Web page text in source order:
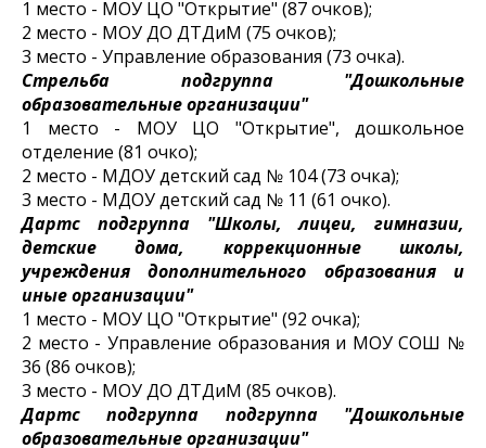
1 место - МОУ ЦО "Открытие" (87 очков);
2 место - МОУ ДО ДТДиМ (75 очков);
3 место - Управление образования (73 очка).
Стрельба подгруппа "Дошкольные
образовательные организации"
1 место - МОУ ЦО "Открытие", дошкольное
отделение (81 очко);
2 место - МДОУ детский сад № 104 (73 очка);
3 место - МДОУ детский сад № 11 (61 очко).
Дартс подгруппа "Школы, лицеи, гимназии,
детские дома, коррекционные школы,
учреждения дополнительного образования и
иные организации"
1 место - МОУ ЦО "Открытие" (92 очка);
2 место - Управление образования и МОУ СОШ №
36 (86 очков);
3 место - МОУ ДО ДТДиМ (85 очков).
Дартс подгруппа подгруппа "Дошкольные
образовательные организации"